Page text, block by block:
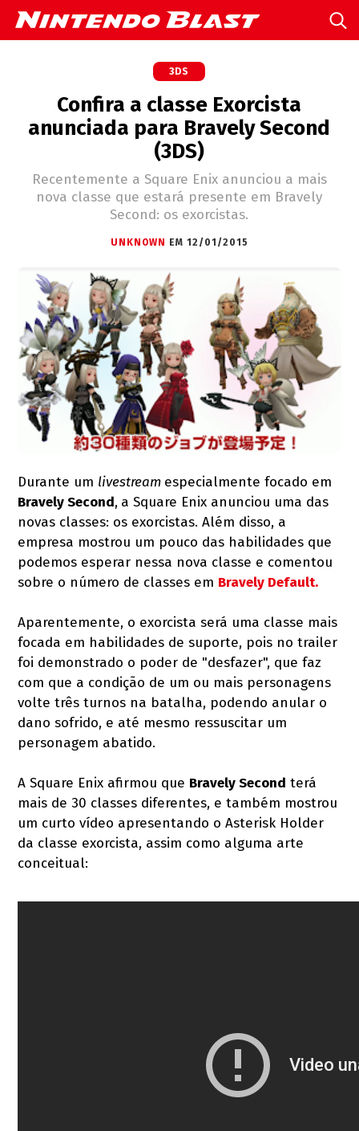
3DS
Confira a classe Exorcista
anunciada para Bravely Second
(3DS)
Recentemente a Square Enix anunciou a mais
nova classe que estará presente em Bravely
Second: os exorcistas.
UNKNOWN EM 12/01/2015
Durante um livestream especialmente focado em
Bravely Second, a Square Enix anunciou uma das
novas classes: os exorcistas. Além disso, a
empresa mostrou um pouco das habilidades que
podemos esperar nessa nova classe e comentou
sobre o número de classes em Bravely Default.
Aparentemente, o exorcista será uma classe mais
focada em habilidades de suporte, pois no trailer
foi demonstrado o poder de "desfazer", que faz
com que a condição de um ou mais personagens
volte três turnos na batalha, podendo anular o
dano sofrido, e até mesmo ressuscitar um
personagem abatido.
A Square Enix afirmou que Bravely Second terá
mais de 30 classes diferentes, e também mostrou
um curto vídeo apresentando o Asterisk Holder
da classe exorcista, assim como alguma arte
conceitual: